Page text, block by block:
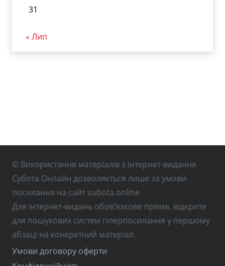
31
« Лип
© Використання матеріалів з інтернет-видання
Субота Онлайн дозволяється лише за умови
посилання на сайт subota.online
Для інтернет-видань обов’язкове пряме, відкрите
для пошукових систем гіперпосилання у першому
абзаці на конкретний матеріал.
Умови договору оферти